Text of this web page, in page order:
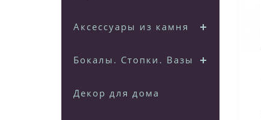
Аксессуары из камня
Бокалы. Стопки. Вазы
Декор для дома